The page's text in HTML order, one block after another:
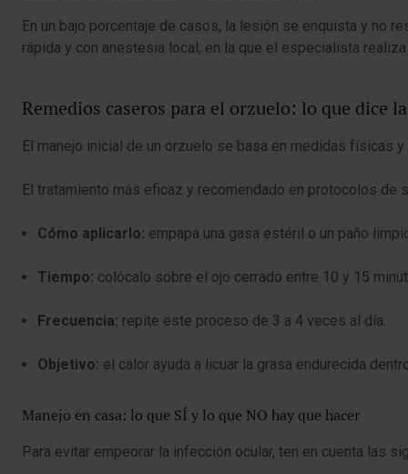
En un bajo porcentaje de casos, la lesión se enquista y no
rápida y con anestesia local, en la que el especialista
Remedios caseros para el orzuelo: lo que dice
El manejo inicial de un orzuelo se basa en medidas físicas
El tratamiento más eficaz y recomendado en protocolos
Cómo aplicarlo: empapa una gasa estéril o un paño
Tiempo: colócalo sobre el ojo cerrado entre 10 y 15
Frecuencia: repite este proceso de 3 a 4 veces al día.
Objetivo: el calor ayuda a licuar la grasa endurecida
Manejo en casa: lo que SÍ y lo que NO hay que hacer
Para evitar empeorar la infección ocular, ten en cuenta las